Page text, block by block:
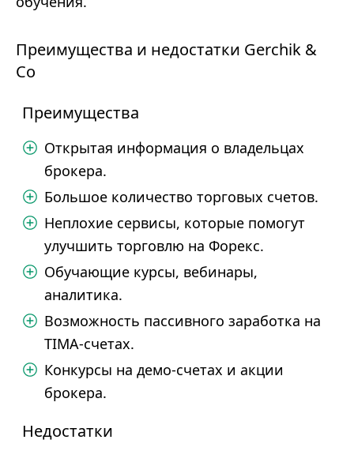
Преимущества и недостатки Gerchik &
Co
Преимущества
Открытая информация о владельцах
брокера.
Большое количество торговых счетов.
Неплохие сервисы, которые помогут
улучшить торговлю на Форекс.
Обучающие курсы, вебинары,
аналитика.
Возможность пассивного заработка на
TIMA-счетах.
Конкурсы на демо-счетах и акции
брокера.
Недостатки